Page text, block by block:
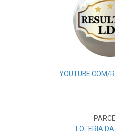
YOUTUBE.COM/
LOTERIA